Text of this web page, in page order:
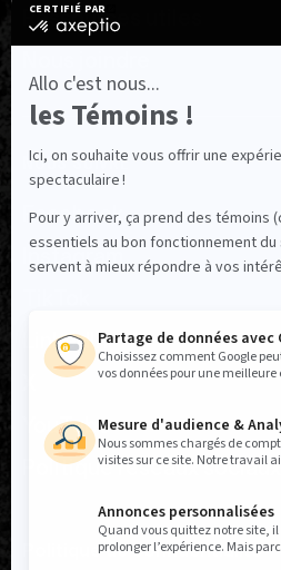
Ressources utiles
NOUS SUIVRE
Facebook
Instagram
LinkedIn
YouTube
Politique réseaux sociaux
Politique de confidentialité